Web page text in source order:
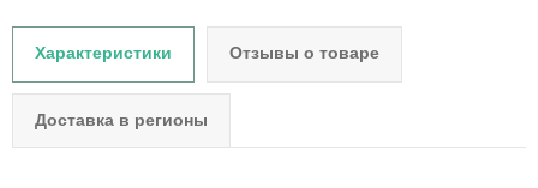
Характеристики Отзывы о товаре
Доставка в регионы